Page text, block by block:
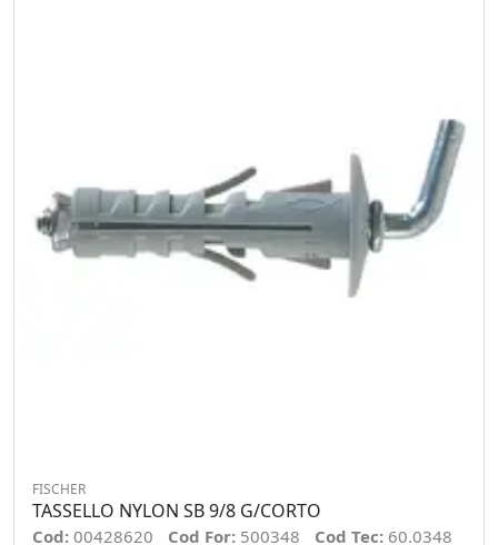
FISCHER
TASSELLO NYLON SB 9/8 G/CORTO
Cod: 00428620 Cod For: 500348 Cod Tec: 60.0348